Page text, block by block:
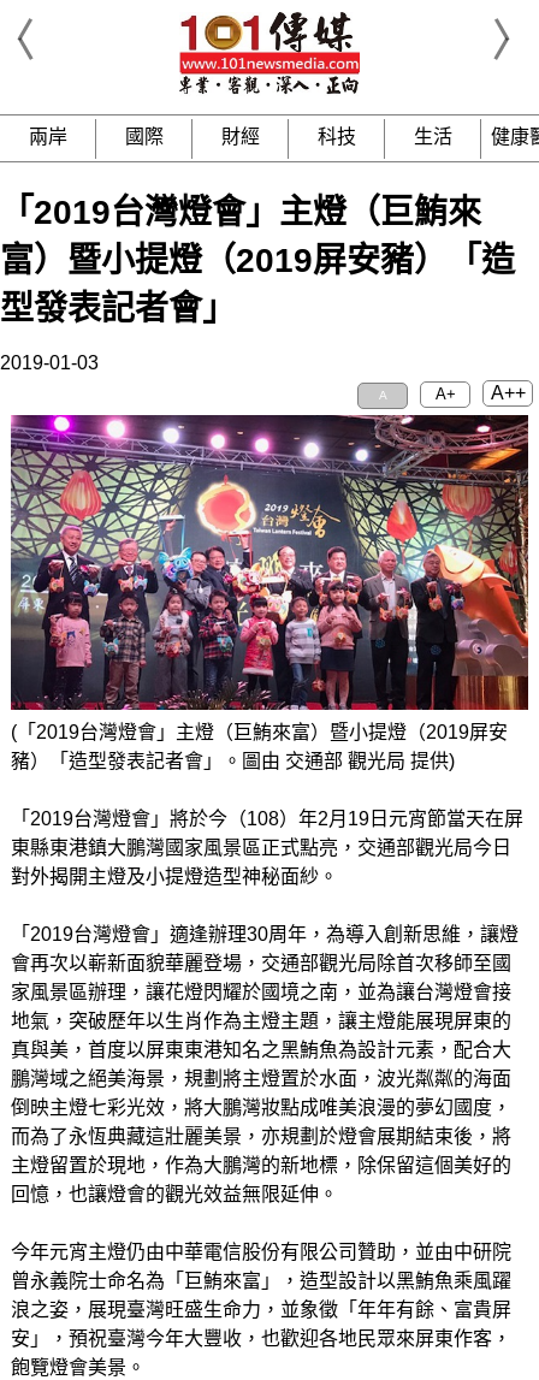
兩岸 國際 財經 科技 生活 健康
「2019台灣燈會」主燈（巨鮪來
富）暨小提燈（2019屏安豬）「造
型發表記者會」
2019-01-03
A A+ A++
(「2019台灣燈會」主燈（巨鮪來富）暨小提燈（2019屏安
豬）「造型發表記者會」。圖由 交通部 觀光局 提供)
「2019台灣燈會」將於今（108）年2月19日元宵節當天在屏
東縣東港鎮大鵬灣國家風景區正式點亮，交通部觀光局今日
對外揭開主燈及小提燈造型神秘面紗。
「2019台灣燈會」適逢辦理30周年，為導入創新思維，讓燈
會再次以嶄新面貌華麗登場，交通部觀光局除首次移師至國
家風景區辦理，讓花燈閃耀於國境之南，並為讓台灣燈會接
地氣，突破歷年以生肖作為主燈主題，讓主燈能展現屏東的
真與美，首度以屏東東港知名之黑鮪魚為設計元素，配合大
鵬灣域之絕美海景，規劃將主燈置於水面，波光粼粼的海面
倒映主燈七彩光效，將大鵬灣妝點成唯美浪漫的夢幻國度，
而為了永恆典藏這壯麗美景，亦規劃於燈會展期結束後，將
主燈留置於現地，作為大鵬灣的新地標，除保留這個美好的
回憶，也讓燈會的觀光效益無限延伸。
今年元宵主燈仍由中華電信股份有限公司贊助，並由中研院
曾永義院士命名為「巨鮪來富」，造型設計以黑鮪魚乘風躍
浪之姿，展現臺灣旺盛生命力，並象徵「年年有餘、富貴屏
安」，預祝臺灣今年大豐收，也歡迎各地民眾來屏東作客，
飽覽燈會美景。